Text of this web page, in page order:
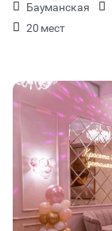
Бауманская
20 мест